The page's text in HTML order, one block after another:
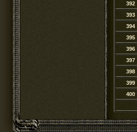
392
393
394
395
396
397
398
399
400